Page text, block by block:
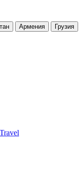
Армения
Грузия